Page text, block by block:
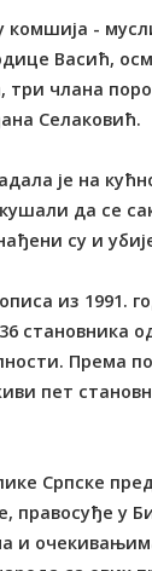
комшија -
Васић,
три члана
Селаковић.
је на
да се
су и
из 1991.
становника од
Према
пет
Српске
правосуђе у
и